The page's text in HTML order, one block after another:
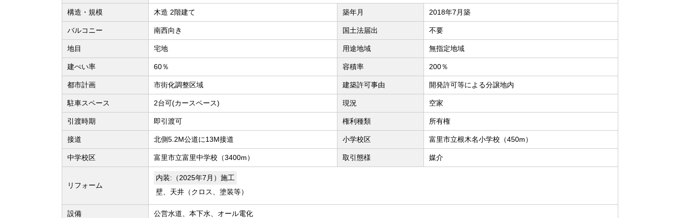
構造・規模 木造 2階建て 築年月 2018年7月築
バルコニー 南西向き 国土法届出 不要
地目 宅地 用途地域 無指定地域
建ぺい率 60％ 容積率 200％
都市計画 市街化調整区域 建築許可事由 開発許可等による分譲地内
駐車スペース 2台可(カースペース) 現況 空家
引渡時期 即引渡可 権利種類 所有権
接道 北側5.2M公道に13M接道 小学校区 富里市立根木名小学校（450m）
中学校区 富里市立富里中学校（3400m） 取引態様 媒介
リフォーム
内装:（2025年7月）施工
壁、天井（クロス、塗装等）
設備 公営水道、本下水、オール電化